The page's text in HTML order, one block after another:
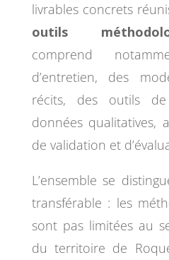
livrables concrets
outils
comprend
d’entretien, des
récits, des outils
données qualitatives,
de validation et
L’ensemble se
transférable : les
sont pas limitées au
du territoire de